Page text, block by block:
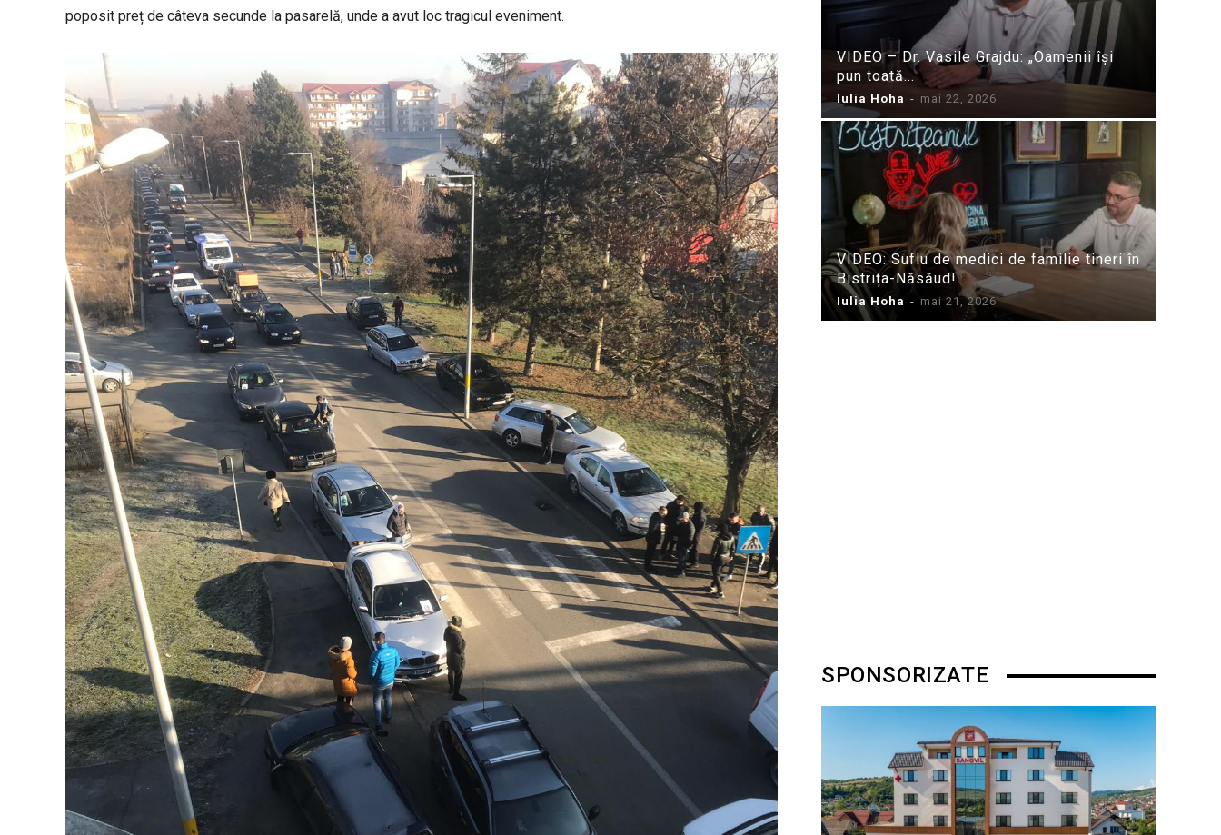
poposit preț de câteva secunde la pasarelă, unde a avut loc tragicul eveniment.
VIDEO – Dr. Vasile Grajdu: „Oamenii își
pun toată...
Iulia Hoha - mai 22, 2026
VIDEO: Suflu de medici de familie tineri în
Bistrița-Năsăud!...
Iulia Hoha - mai 21, 2026
SPONSORIZATE